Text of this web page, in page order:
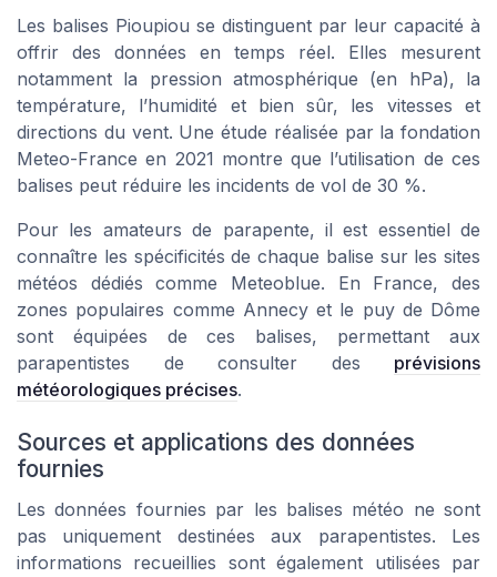
Les balises Pioupiou se distinguent par leur capacité à
offrir des données en temps réel. Elles mesurent
notamment la pression atmosphérique (en hPa), la
température, l’humidité et bien sûr, les vitesses et
directions du vent. Une étude réalisée par la fondation
Meteo-France en 2021 montre que l’utilisation de ces
balises peut réduire les incidents de vol de 30 %.
Pour les amateurs de parapente, il est essentiel de
connaître les spécificités de chaque balise sur les sites
météos dédiés comme Meteoblue. En France, des
zones populaires comme Annecy et le puy de Dôme
sont équipées de ces balises, permettant aux
parapentistes de consulter des prévisions
météorologiques précises.
Sources et applications des données
fournies
Les données fournies par les balises météo ne sont
pas uniquement destinées aux parapentistes. Les
informations recueillies sont également utilisées par